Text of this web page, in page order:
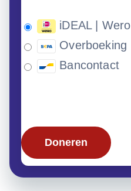
iDEAL | Wero
Overboeking
Bancontact